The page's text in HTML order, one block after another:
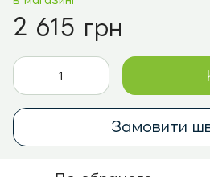
2 615 грн
Замовити